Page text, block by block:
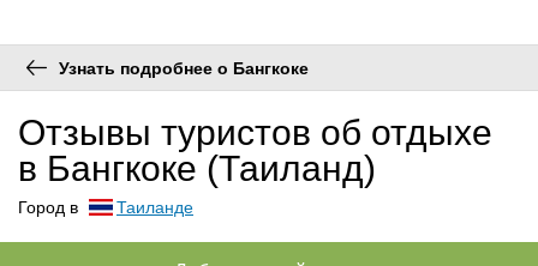
Узнать подробнее о Бангкоке
Отзывы туристов об отдыхе
в Бангкоке (Таиланд)
Город в Таиланде